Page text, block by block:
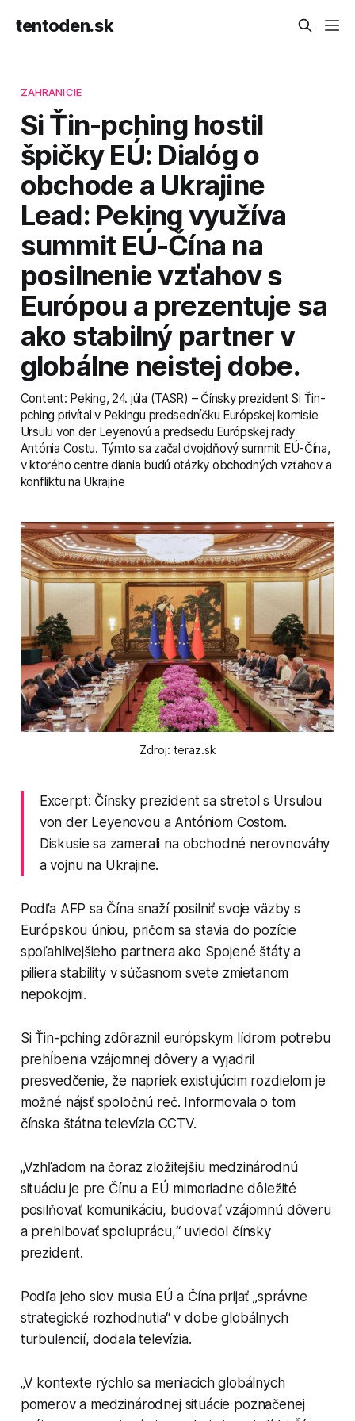
tentoden.sk
ZAHRANICIE
Si Ťin-pching hostil
špičky EÚ: Dialóg o
obchode a Ukrajine
Lead: Peking využíva
summit EÚ-Čína na
posilnenie vzťahov s
Európou a prezentuje sa
ako stabilný partner v
globálne neistej dobe.
Content: Peking, 24. júla (TASR) – Čínsky prezident Si Ťin-
pching privítal v Pekingu predsedníčku Európskej komisie
Ursulu von der Leyenovú a predsedu Európskej rady
Antónia Costu. Týmto sa začal dvojdňový summit EÚ-Čína,
v ktorého centre diania budú otázky obchodných vzťahov a
konfliktu na Ukrajine
Zdroj: teraz.sk
Excerpt: Čínsky prezident sa stretol s Ursulou
von der Leyenovou a Antóniom Costom.
Diskusie sa zamerali na obchodné nerovnováhy
a vojnu na Ukrajine.
Podľa AFP sa Čína snaží posilniť svoje väzby s
Európskou úniou, pričom sa stavia do pozície
spoľahlivejšieho partnera ako Spojené štáty a
piliera stability v súčasnom svete zmietanom
nepokojmi.
Si Ťin-pching zdôraznil európskym lídrom potrebu
prehĺbenia vzájomnej dôvery a vyjadril
presvedčenie, že napriek existujúcim rozdielom je
možné nájsť spoločnú reč. Informovala o tom
čínska štátna televízia CCTV.
„Vzhľadom na čoraz zložitejšiu medzinárodnú
situáciu je pre Čínu a EÚ mimoriadne dôležité
posilňovať komunikáciu, budovať vzájomnú dôveru
a prehlbovať spoluprácu,“ uviedol čínsky
prezident.
Podľa jeho slov musia EÚ a Čína prijať „správne
strategické rozhodnutia“ v dobe globálnych
turbulencií, dodala televízia.
„V kontexte rýchlo sa meniacich globálnych
pomerov a medzinárodnej situácie poznačenej